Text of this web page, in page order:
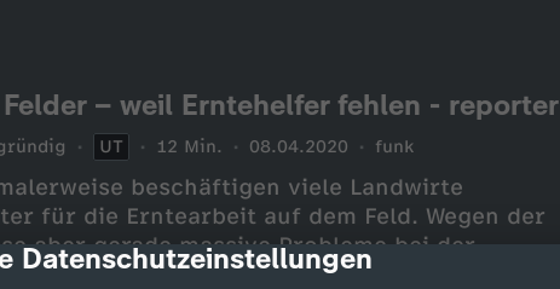
dialog-description
Datenschutzeinstellungen
– weil Erntehelfer fehlen - reporter
UT 12 Min. 08.04.2020 funk
beschäftigen viele Landwirte
für die Erntearbeit auf dem Feld. Wegen der
aber gerade massive Probleme bei der
heißt: Viele Landwirte haben niemanden,